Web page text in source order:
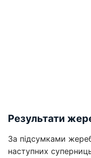
Результати
За підсумками
наступних